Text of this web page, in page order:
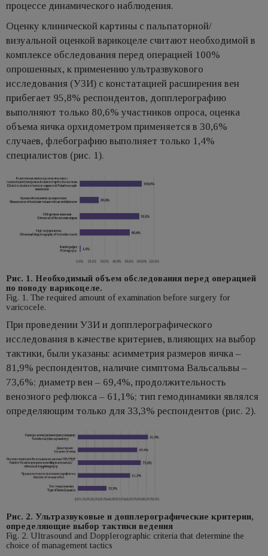
процессе динамического наблюдения.
Оценку клинической картины с пальпаторной/
визуальной оценкой варикоцеле считают необходимой в
комплексе обследования перед операцией 100%
опрошенных, к применению ультразвукового
исследования (УЗИ) с констатацией расширения вен
прибегает 95,8% респондентов, допплерографию
выполняют только 80,6% участников опроса, оценка
объема яичка орхидометром применяется в 30,6%
случаев, флебографию выполняет только 1,4%
специалистов (рис. 1).
Рис. 1. Необходимый объем обследования перед операцией
по поводу варикоцеле.
Fig. 1. The required amount of examination before surgery for
varicocele.
При проведении УЗИ и допплерографического
исследования в качестве критериев, влияющих на выбор
тактики, были указаны: асимметрия размеров яичка –
81,9% респондентов, наличие симптома Вальсальвы –
73,6%; диаметр вен – 69,4%, продолжительность
венозного рефлюкса – 61,1%; тип гемодинамики являлся
определяющим только для 33,3% респондентов (рис. 2).
Рис. 2. Ультразвуковые и допплерографические критерии,
определяющие выбор тактики ведения
Fig. 2. Ultrasound and Dopplerographic criteria that determine the
choice of management tactics